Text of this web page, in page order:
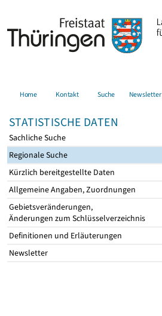
Home Kontakt Suche Newsletter
STATISTISCHE DATEN
Sachliche Suche
Regionale Suche
Kürzlich bereitgestellte Daten
Allgemeine Angaben, Zuordnungen
Gebietsveränderungen,
Änderungen zum Schlüsselverzeichnis
Definitionen und Erläuterungen
Newsletter